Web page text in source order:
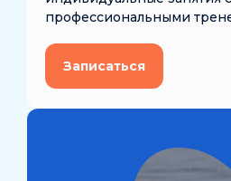
профессиональными
Записаться